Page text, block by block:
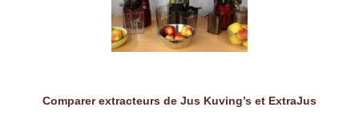
Comparer extracteurs de Jus Kuving’s et ExtraJus